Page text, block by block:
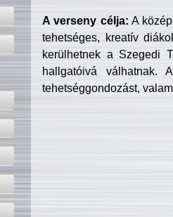
A verseny célja: A
tehetséges, kreatív
kerülhetnek a Szegedi
hallgatóivá válhatnak.
tehetséggondozást,